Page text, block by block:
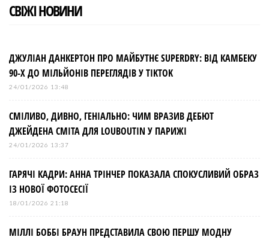
СВІЖІ НОВИНИ
ДЖУЛІАН ДАНКЕРТОН ПРО МАЙБУТНЄ SUPERDRY: ВІД КАМБЕКУ
90-Х ДО МІЛЬЙОНІВ ПЕРЕГЛЯДІВ У TIKTOK
24/01/2026 13:48
СМІЛИВО, ДИВНО, ГЕНІАЛЬНО: ЧИМ ВРАЗИВ ДЕБЮТ
ДЖЕЙДЕНА СМІТА ДЛЯ LOUBOUTIN У ПАРИЖІ
24/01/2026 13:37
ГАРЯЧІ КАДРИ: АННА ТРІНЧЕР ПОКАЗАЛА СПОКУСЛИВИЙ ОБРАЗ
ІЗ НОВОЇ ФОТОСЕСІЇ
18/01/2026 21:18
МІЛЛІ БОББІ БРАУН ПРЕДСТАВИЛА СВОЮ ПЕРШУ МОДНУ